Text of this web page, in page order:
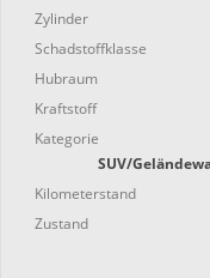
Zylinder
Schadstoffklasse
Hubraum
Kraftstoff
Kategorie
SUV/
Kilometerstand
Zustand